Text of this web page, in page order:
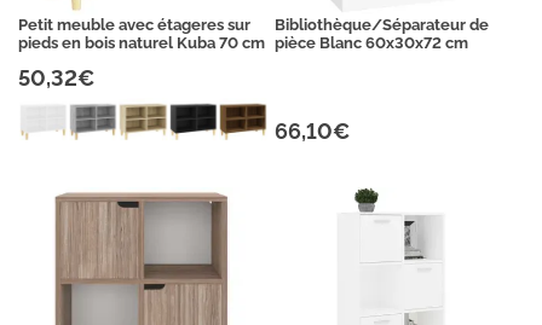
Petit meuble avec étageres sur
pieds en bois naturel Kuba 70 cm
50,32€
Bibliothèque/Séparateur de
pièce Blanc 60x30x72 cm
66,10€